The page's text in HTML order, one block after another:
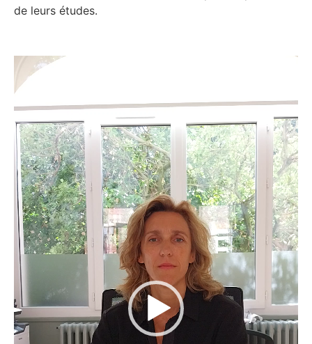
de leurs études.
Lecteur
vidéo